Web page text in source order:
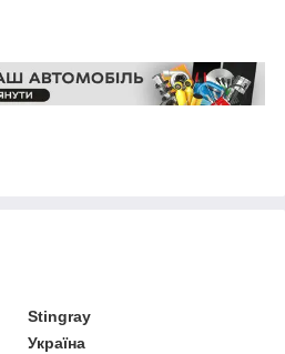
Stingray
Україна